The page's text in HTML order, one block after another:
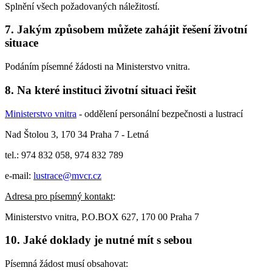
Splnění všech požadovaných náležitostí.
7. Jakým způsobem můžete zahájit řešení životní
situace
Podáním písemné žádosti na Ministerstvo vnitra.
8. Na které instituci životní situaci řešit
Ministerstvo vnitra - oddělení personální bezpečnosti a lustrací
Nad Štolou 3, 170 34 Praha 7 - Letná
tel.: 974 832 058, 974 832 789
e-mail: lustrace@mvcr.cz
Adresa pro písemný kontakt:
Ministerstvo vnitra, P.O.BOX 627, 170 00 Praha 7
10. Jaké doklady je nutné mít s sebou
Písemná žádost musí obsahovat: